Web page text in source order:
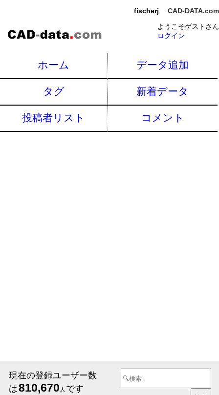
fischerj
CAD-DATA.com
ようこそゲストさん
ログイン
ホーム データ追加
タグ 新着データ
投稿者リスト コメント
現在の登録ユーザー数
は810,670 人 です